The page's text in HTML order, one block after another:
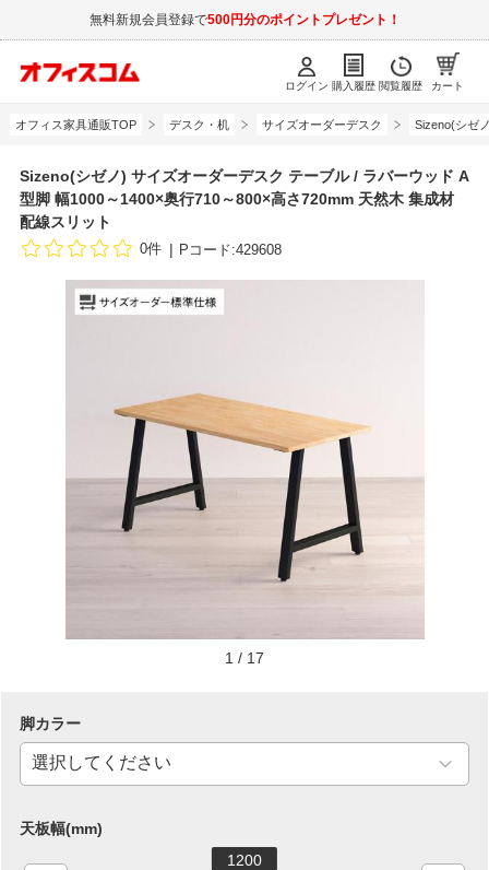
無料新規会員登録で500円分のポイントプレゼント！
ログイン 購入履歴 閲覧履歴 カート
オフィス家具通販TOP デスク・机 サイズオーダーデスク Sizeno(シゼ
Sizeno(シゼノ) サイズオーダーデスク テーブル / ラバーウッド A
型脚 幅1000～1400×奥行710～800×高さ720mm 天然木 集成材
配線スリット
0件 Pコード:429608
1 / 17
脚カラー
天板幅(mm)
1200